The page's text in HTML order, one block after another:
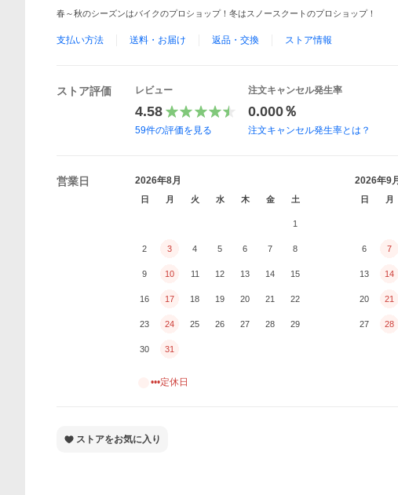
春～秋のシーズンはバイクのプロショップ！冬はスノースクートのプロショップ！
支払い方法 送料・お届け 返品・交換 ストア情報
ストア評価 レビュー
4.58
59件の評価を見る
注文キャンセル発生率
0.000％
注文キャンセル発生率とは？
営業日 2026年8月
日 月 火 水 木 金 土
1
2 3 4 5 6 7 8
9 10 11 12 13 14 15
16 17 18 19 20 21 22
23 24 25 26 27 28 29
30 31
2026年9月
日 月
6 7
13 14
20 21
27 28
•••定休日
ストアをお気に入り